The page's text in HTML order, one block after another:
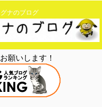
ナのブログ
願いします！